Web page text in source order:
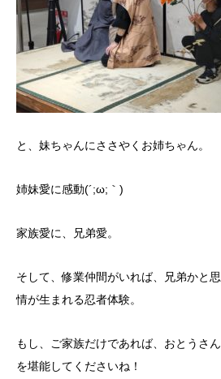
と、妹ちゃんにささやくお姉ちゃん。
姉妹愛に感動(´;ω;｀)
家族愛に、兄弟愛。
そして、修業仲間がいれば、兄弟かと
情が生まれる忍者体験。
もし、ご家族だけであれば、おとうさ
を堪能してくださいね！